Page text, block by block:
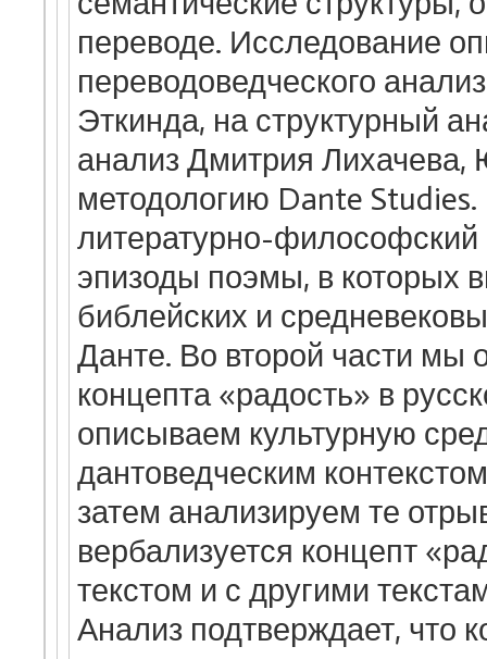
переводе. Исследование
переводоведческого
Эткинда, на структурный
анализ Дмитрия
методологию Dante
литературно-философский
эпизоды поэмы, в которых
библейских и
Данте. Во второй части мы
концепта «радость» в
описываем культурную
дантоведческим
затем анализируем те
вербализуется концепт
текстом и с другими
Анализ подтверждает, что